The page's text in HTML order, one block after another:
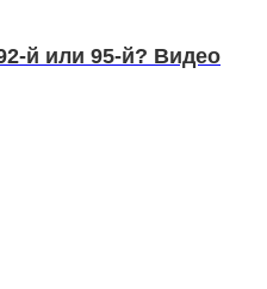
й или 95-й? Видео